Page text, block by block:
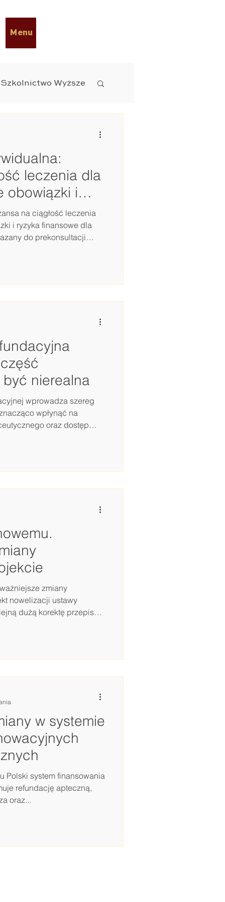
Menu
Szkolnictwo Wyższe
leczenia dla
obowiązki i
dla firm
na ciągłość leczenia
i ryzyka finansowe dla
do prekonsultacji
refundacji, badań
nierealna
wprowadza szereg
wpłynąć na
oraz dostęp
ustawowe
zmiany
nowelizacji ustawy
dużą korektę przepisów
lekowych, leków
w systemie
Polski system finansowania
refundację apteczną,
oraz...